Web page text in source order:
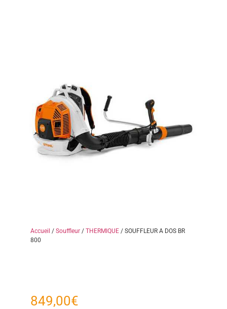
Accueil / Souffleur / THERMIQUE / SOUFFLEUR A DOS BR
800
849,00€